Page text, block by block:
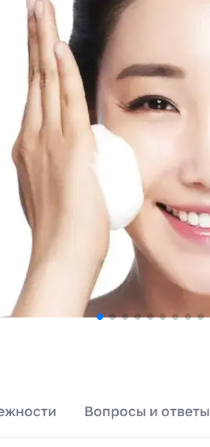
Вопросы и ответы